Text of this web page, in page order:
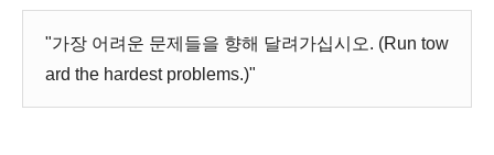
"가장 어려운 문제들을 향해 달려가십시오. (Run tow
ard the hardest problems.)"